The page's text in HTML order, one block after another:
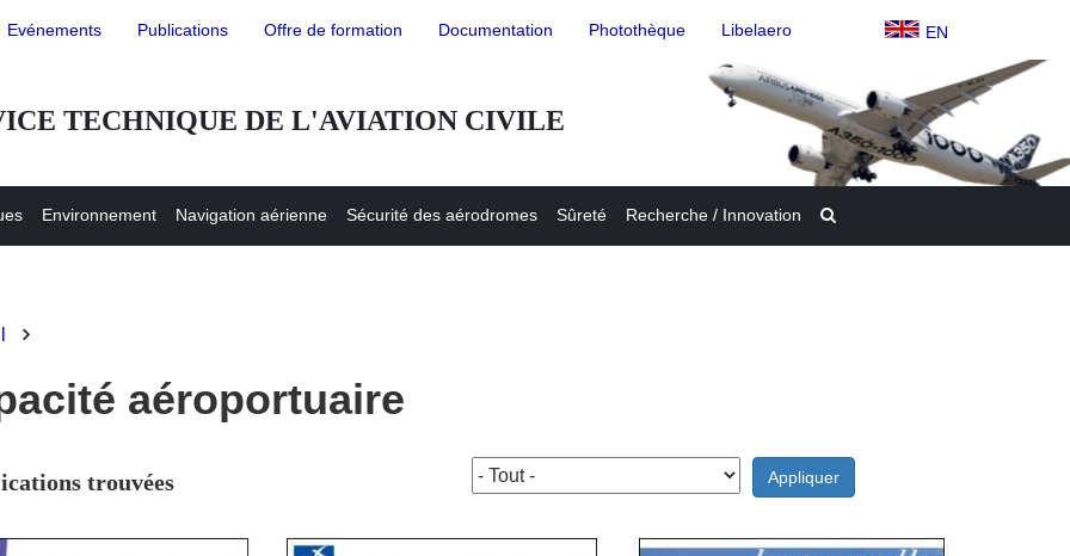
Evénements Publications Offre de formation Documentation Photothèque Libelaero EN
TECHNIQUE DE L'AVIATION CIVILE
Environnement Navigation aérienne Sécurité des aérodromes Sûreté Recherche / Innovation
aéroportuaire
trouvées Appliquer